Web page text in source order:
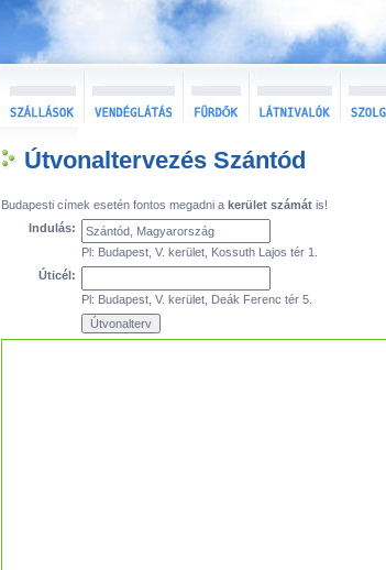
Útvonaltervezés Szántód
Budapesti címek esetén fontos megadni a kerület számát is!
Indulás:
Pl: Budapest, V. kerület, Kossuth Lajos tér 1.
Úticél:
Pl: Budapest, V. kerület, Deák Ferenc tér 5.